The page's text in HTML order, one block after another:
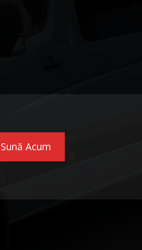
Sună Acum